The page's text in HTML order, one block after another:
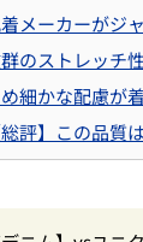
メーカーがジ
のストレッチ
細かな配慮が
総評】この品質